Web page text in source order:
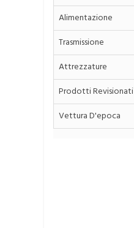
Alimentazione
Trasmissione
Attrezzature
Prodotti Revisionati
Vettura D'epoca